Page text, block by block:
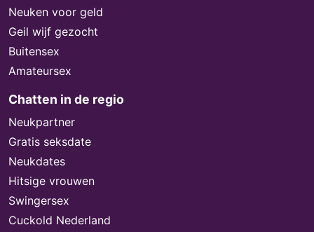
Neuken voor geld
Geil wijf gezocht
Buitensex
Amateursex
Chatten in de regio
Neukpartner
Gratis seksdate
Neukdates
Hitsige vrouwen
Swingersex
Cuckold Nederland